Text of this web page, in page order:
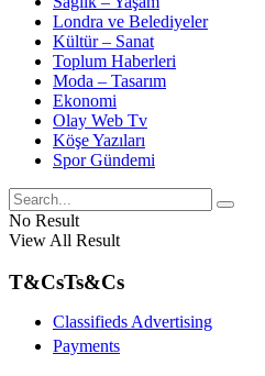
Londra ve Belediyeler
Kültür – Sanat
Toplum Haberleri
Moda – Tasarım
Ekonomi
Olay Web Tv
Köşe Yazıları
Spor Gündemi
No Result
View All Result
T&CsTs&Cs
Classifieds Advertising
Payments